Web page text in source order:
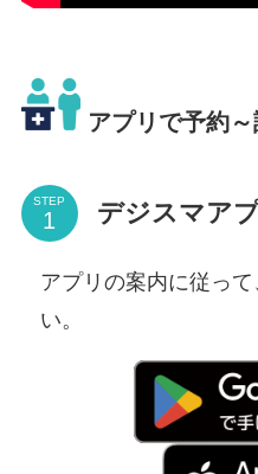
アプリで予約
STEP デジスマア
アプリの案内に従っ
い。